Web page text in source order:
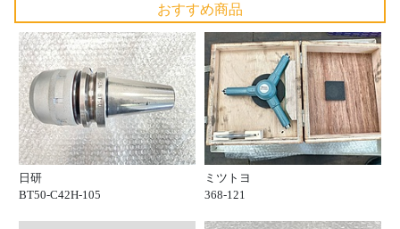
おすすめ商品
日研
BT50-C42H-105
ミツトヨ
368-121